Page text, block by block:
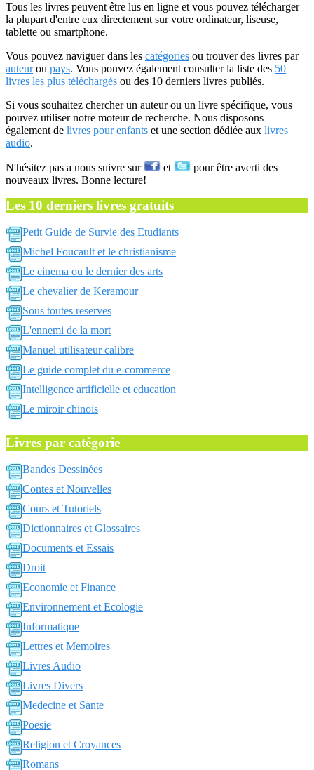
Tous les livres peuvent être lus en ligne et vous pouvez télécharger
la plupart d'entre eux directement sur votre ordinateur, liseuse,
tablette ou smartphone.
Vous pouvez naviguer dans les catégories ou trouver des livres par
auteurou pays. Vous pouvez également consulter la liste des 50
livres les plus téléchargés ou des 10 derniers livres publiés.
Si vous souhaitez chercher un auteur ou un livre spécifique, vous
pouvez utiliser notre moteur de recherche. Nous disposons
également de livres pour enfants et une section dédiée aux livres
audio.
N'hésitez pas a nous suivre sur et
pour être averti des
nouveaux livres. Bonne lecture!
Les 10 derniers livres gratuits
Petit Guide de Survie des Etudiants
Michel Foucault et le christianisme
Le cinema ou le dernier des arts
Le chevalier de Keramour
Sous toutes reserves
L'ennemi de la mort
Manuel utilisateur calibre
Le guide complet du e-commerce
Intelligence artificielle et education
Le miroir chinois
Livres par catégorie
Bandes Dessinées
Contes et Nouvelles
Cours et Tutoriels
Dictionnaires et Glossaires
Documents et Essais
Droit
Economie et Finance
Environnement et Ecologie
Informatique
Lettres et Memoires
Livres Audio
Livres Divers
Medecine et Sante
Poesie
Religion et Croyances
Romans